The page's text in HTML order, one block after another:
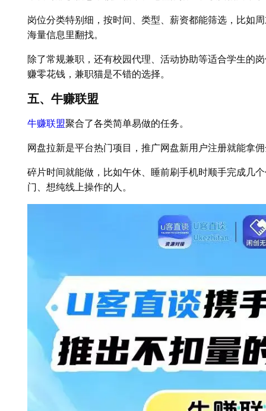
岗位分类特别细，按时间、类型、薪资都能筛选，比如
海量信息里翻找。
除了常规兼职，还有校园代理、活动协助等适合学生的
赚零花钱，兼职猫是不错的选择。
五、牛赚联盟
牛赚联盟聚合了各类简单易做的任务。
网盘拉新是平台热门项目，推广网盘新用户注册就能拿
碎片时间就能做，比如午休、睡前刷手机时顺手完成几
门、想纯线上操作的人。